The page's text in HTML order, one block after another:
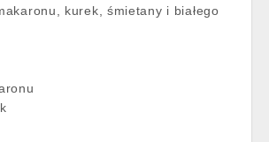
kurek, śmietany i białego